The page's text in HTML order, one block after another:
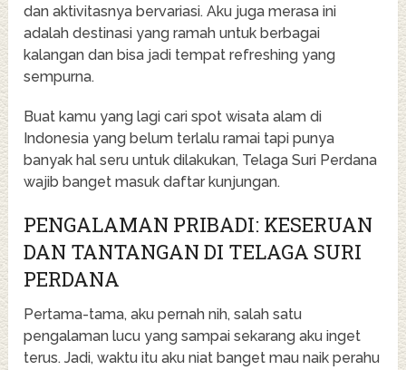
dan aktivitasnya bervariasi. Aku juga merasa ini
adalah destinasi yang ramah untuk berbagai
kalangan dan bisa jadi tempat refreshing yang
sempurna.
Buat kamu yang lagi cari spot wisata alam di
Indonesia yang belum terlalu ramai tapi punya
banyak hal seru untuk dilakukan, Telaga Suri Perdana
wajib banget masuk daftar kunjungan.
PENGALAMAN PRIBADI: KESERUAN
DAN TANTANGAN DI TELAGA SURI
PERDANA
Pertama-tama, aku pernah nih, salah satu
pengalaman lucu yang sampai sekarang aku inget
terus. Jadi, waktu itu aku niat banget mau naik perahu